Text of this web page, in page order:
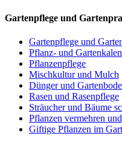
Gartenpflege und
Gartenpflege und
Pflanz- und
Pflanzenpflege
Mischkultur und Mulch
Dünger und
Rasen und Rasenpflege
Sträucher und Bäume
Pflanzen vermehren
Giftige Pflanzen im